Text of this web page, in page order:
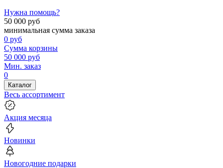
Нужна помощь?
50 000 руб
минимальная сумма заказа
0 руб
Сумма корзины
50 000 руб
Мин. заказ
0
Каталог
Весь ассортимент
Акция месяца
Новинки
Новогодние подарки